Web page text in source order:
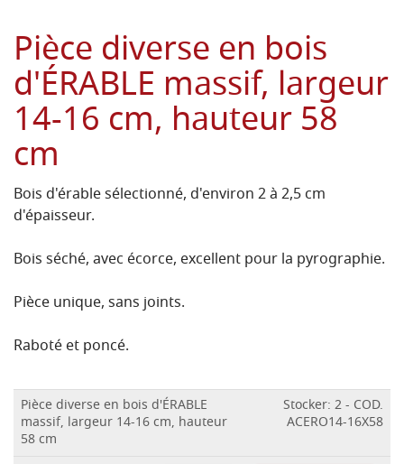
Pièce diverse en bois
d'ÉRABLE massif, largeur
14-16 cm, hauteur 58
cm
Bois d'érable sélectionné, d'environ 2 à 2,5 cm
d'épaisseur.
Bois séché, avec écorce, excellent pour la pyrographie.
Pièce unique, sans joints.
Raboté et poncé.
Pièce diverse en bois d'ÉRABLE
massif, largeur 14-16 cm, hauteur
58 cm
Stocker: 2 - COD.
ACERO14-16X58